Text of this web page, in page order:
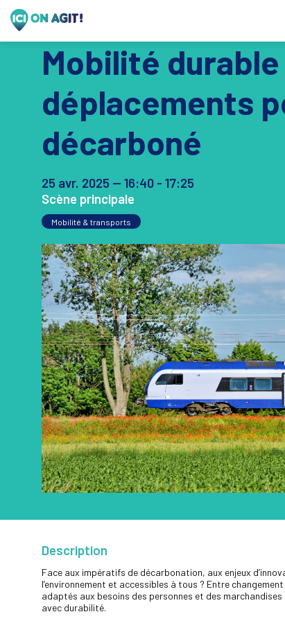
Mobilité
déplacements
décarboné
25 avr. 2025 — 16:40 - 17:25
Scène principale
Mobilité & transports
Description
Face aux impératifs de décarbonation, aux enjeux
l’environnement et accessibles à tous ? Entre
adaptés aux besoins des personnes et des
avec durabilité.